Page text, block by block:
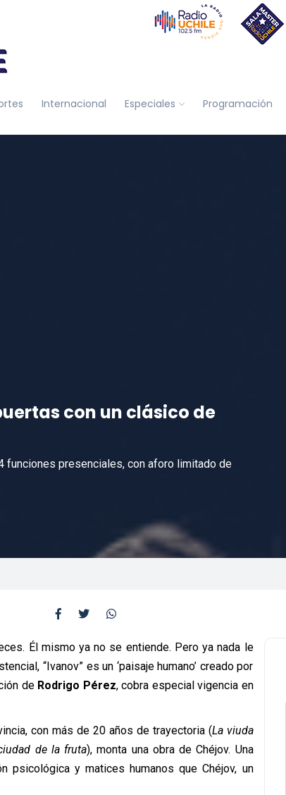
Internacional Especiales Programación
con un clásico de
funciones presenciales, con aforo limitado de
Él mismo ya no se entiende. Pero ya nada le
“Ivanov” es un ‘paisaje humano’ creado por
de Rodrigo Pérez, cobra especial vigencia en
con más de 20 años de trayectoria (La viuda
de la fruta), monta una obra de Chéjov. Una
psicológica y matices humanos que Chéjov, un